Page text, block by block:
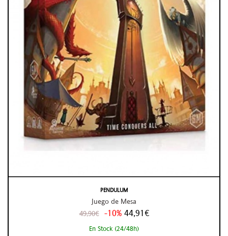
PENDULUM
Juego de Mesa
49,90€ -10% 44,91€
En Stock (24/48h)